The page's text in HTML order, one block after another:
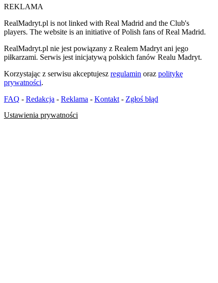
REKLAMA
RealMadryt.pl is not linked with Real Madrid and the Club's
players. The website is an initiative of Polish fans of Real Madrid.
RealMadryt.pl nie jest powiązany z Realem Madryt ani jego
piłkarzami. Serwis jest inicjatywą polskich fanów Realu Madryt.
Korzystając z serwisu akceptujesz regulamin oraz politykę
prywatności.
FAQ - Redakcja - Reklama - Kontakt - Zgłoś błąd
Ustawienia prywatności